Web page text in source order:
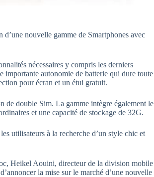
nouvelle gamme de Smartphones avec
nécessaires y compris les derniers
importante autonomie de batterie qui dure toute
pour écran et un étui gratuit.
double Sim. La gamme intègre également le
et une capacité de stockage de 32G.
utilisateurs à la recherche d’un style chic et
Heikel Aouini, directeur de la division mobile
la mise sur le marché d’une nouvelle